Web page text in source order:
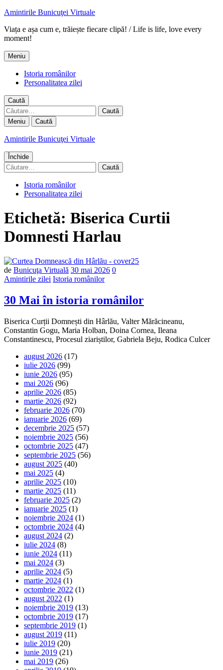
Amintirile Bunicuţei Virtuale
Viața e așa cum e, trăiește fiecare clipă! / Life is life, love every
moment!
Meniu
Istoria românilor
Personalitatea zilei
Caută
Caută
după:
Meniu Caută
Amintirile Bunicuţei Virtuale
Închide
Caută
după:
Istoria românilor
Personalitatea zilei
Etichetă: Biserica Curtii
Domnesti Harlau
de Bunicuţa Virtuală 30 mai 2026 Număr
0
Amintirile zilei Istoria românilor
30 Mai în istoria românilor
Biserica Curții Domnești din Hârlău, Valter Mărăcineanu,
Constantin Gogu, Maria Holban, Doina Cornea, Ileana
Constantinescu, Procesul ziariștilor, Gabriela Beju, Rodica Culcer
august 2026 (17)
iulie 2026 (99)
iunie 2026 (95)
mai 2026 (96)
aprilie 2026 (85)
martie 2026 (92)
februarie 2026 (70)
ianuarie 2026 (69)
decembrie 2025 (57)
noiembrie 2025 (56)
octombrie 2025 (47)
septembrie 2025 (56)
august 2025 (40)
mai 2025 (4)
aprilie 2025 (10)
martie 2025 (11)
februarie 2025 (2)
ianuarie 2025 (1)
noiembrie 2024 (1)
octombrie 2024 (4)
august 2024 (2)
iulie 2024 (8)
iunie 2024 (11)
mai 2024 (3)
aprilie 2024 (5)
martie 2024 (1)
octombrie 2022 (1)
august 2022 (1)
noiembrie 2019 (13)
octombrie 2019 (17)
septembrie 2019 (1)
august 2019 (11)
iulie 2019 (20)
iunie 2019 (21)
mai 2019 (26)